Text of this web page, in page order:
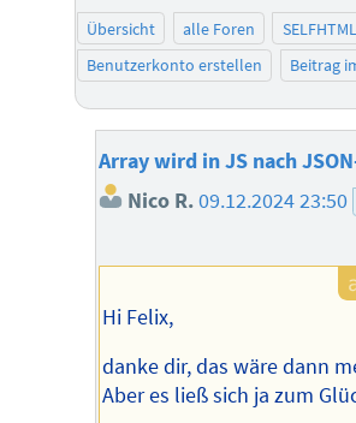
Übersicht alle Foren
Benutzerkonto erstellen
Beitrag
Array wird in JS nach
Nico R.09.12.2024 23:50
Hi Felix,
danke dir, das wäre dann
Aber es ließ sich ja zum